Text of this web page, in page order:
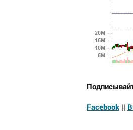
Facebook ||